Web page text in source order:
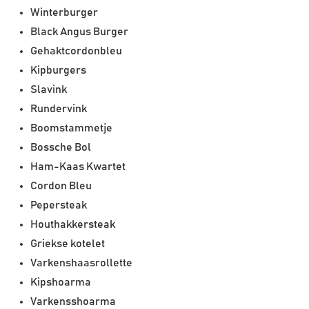
Winterburger
Black Angus Burger
Gehaktcordonbleu
Kipburgers
Slavink
Rundervink
Boomstammetje
Bossche Bol
Ham-Kaas Kwartet
Cordon Bleu
Pepersteak
Houthakkersteak
Griekse kotelet
Varkenshaasrollette
Kipshoarma
Varkensshoarma